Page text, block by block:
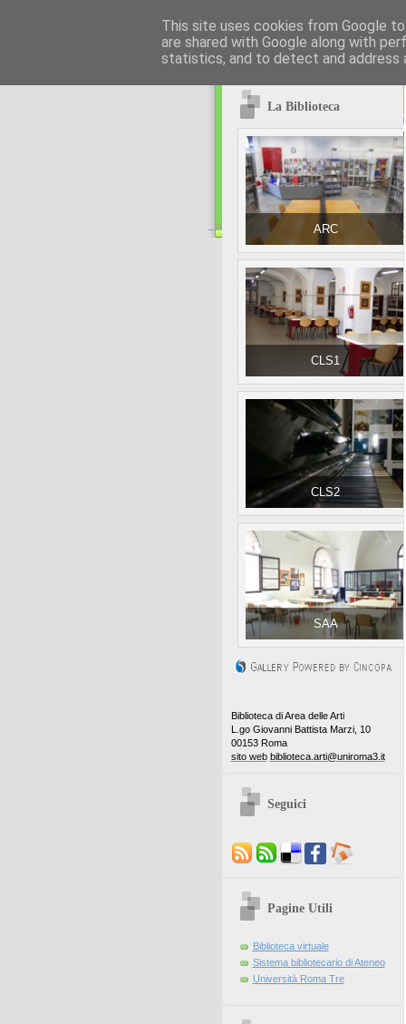
La Biblioteca
ARC
CLS1
CLS2
SAA
Biblioteca di Area delle Arti
L.go Giovanni Battista Marzi, 10
00153 Roma
sito web biblioteca.arti@uniroma3.it
Seguici
Pagine Utili
Biblioteca virtuale
Sistema bibliotecario di Ateneo
Università Roma Tre
This site uses cookies from Google
are shared with Google along with
statistics, and to detect and address